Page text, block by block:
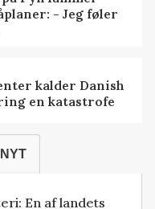
- Jeg føler
kalder Danish
en katastrofe
En af landets